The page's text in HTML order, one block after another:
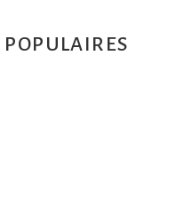
POPULAIRES